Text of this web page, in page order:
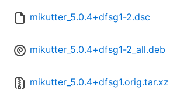
mikutter_5.0.4+dfsg1-2.dsc
mikutter_5.0.4+dfsg1-2_all.deb
mikutter_5.0.4+dfsg1.orig.tar.xz